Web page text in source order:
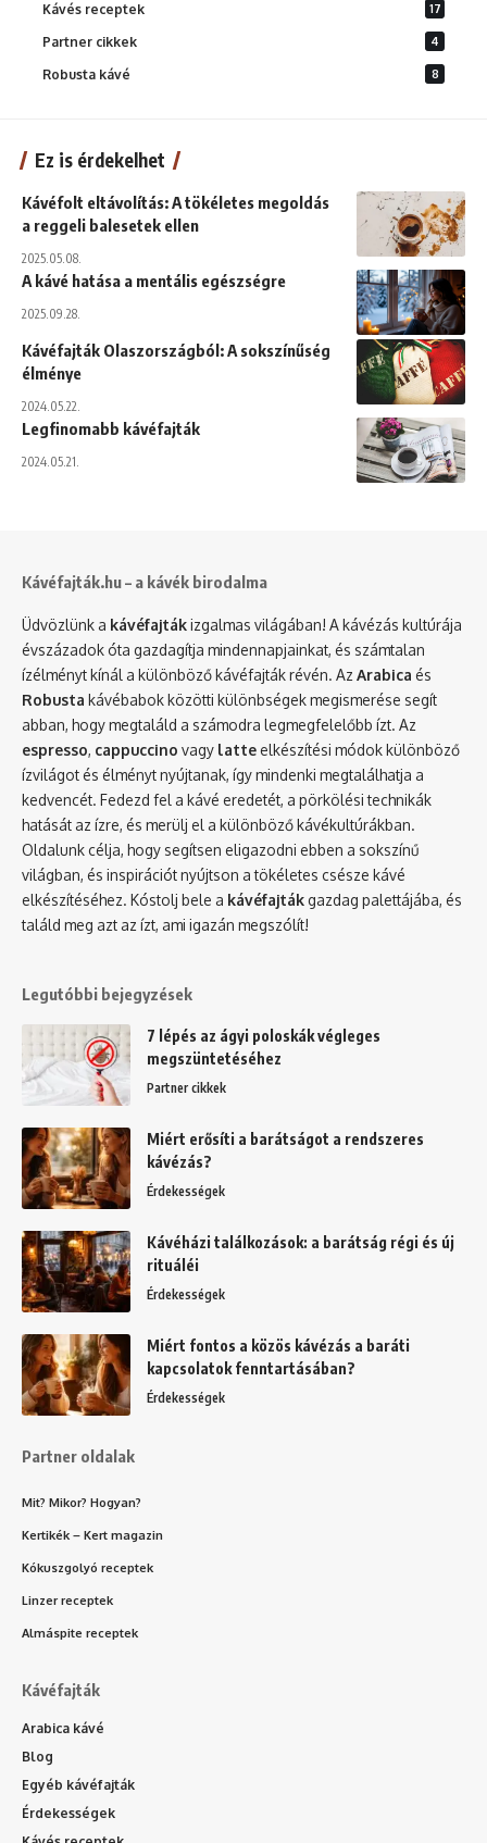
Kávés receptek 17
Partner cikkek 4
Robusta kávé 8
Ez is érdekelhet
Kávéfolt eltávolítás: A tökéletes megoldás
a reggeli balesetek ellen
2025.05.08.
A kávé hatása a mentális egészségre
2025.09.28.
Kávéfajták Olaszországból: A sokszínűség
élménye
2024.05.22.
Legfinomabb kávéfajták
2024.05.21.
Kávéfajták.hu – a kávék birodalma
Üdvözlünk a kávéfajtákizgalmas világában! A kávézás kultúrája
évszázadok óta gazdagítja mindennapjainkat, és számtalan
ízélményt kínál a különböző kávéfajták révén. Az Arabica és
Robusta kávébabok közötti különbségek megismerése segít
abban, hogy megtaláld a számodra legmegfelelőbb ízt. Az
espresso, cappuccino vagy latte elkészítési módok különböző
ízvilágot és élményt nyújtanak, így mindenki megtalálhatja a
kedvencét. Fedezd fel a kávé eredetét, a pörkölési technikák
hatását az ízre, és merülj el a különböző kávékultúrákban.
Oldalunk célja, hogy segítsen eligazodni ebben a sokszínű
világban, és inspirációt nyújtson a tökéletes csésze kávé
elkészítéséhez. Kóstolj bele a kávéfajtákgazdag palettájába, és
találd meg azt az ízt, ami igazán megszólít!
Legutóbbi bejegyzések
7 lépés az ágyi poloskák végleges
megszüntetéséhez
Partner cikkek
Miért erősíti a barátságot a rendszeres
kávézás?
Érdekességek
Kávéházi találkozások: a barátság régi és új
rituáléi
Érdekességek
Miért fontos a közös kávézás a baráti
kapcsolatok fenntartásában?
Érdekességek
Partner oldalak
Mit? Mikor? Hogyan?
Kertikék – Kert magazin
Kókuszgolyó receptek
Linzer receptek
Almáspite receptek
Kávéfajták
Arabica kávé
Blog
Egyéb kávéfajták
Érdekességek